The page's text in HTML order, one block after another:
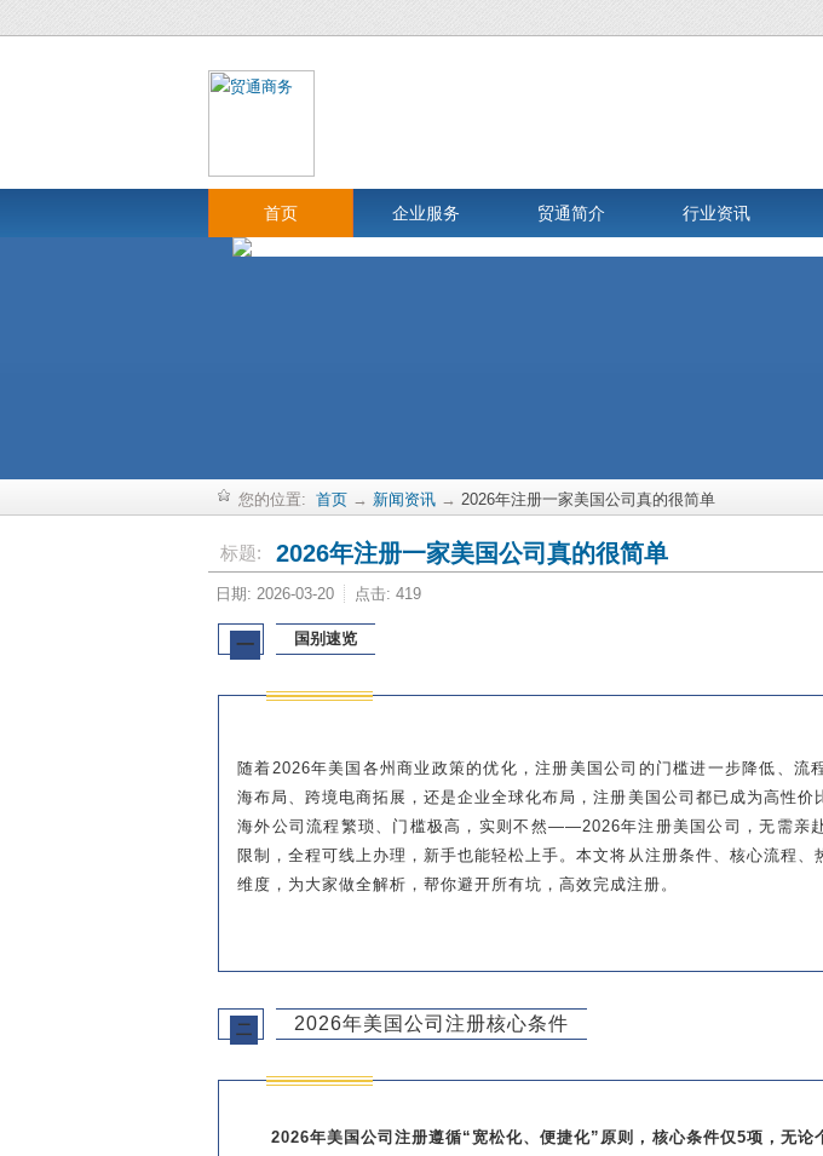
首页 企业服务 贸通简介 行业资讯
您的位置: 首页 → 新闻资讯 → 2026年注册一家美国公司真的很简单
标题: 2026年注册一家美国公司真的很简单
日期: 2026-03-20 点击: 419
一 国别速览
随着2026年美国各州商业政策的优化，注册美国公司的门槛进一步降低、流
海布局、跨境电商拓展，还是企业全球化布局，注册美国公司都已成为高性价
海外公司流程繁琐、门槛极高，实则不然——2026年注册美国公司，无需亲
限制，全程可线上办理，新手也能轻松上手。本文将从注册条件、核心流程、
维度，为大家做全解析，帮你避开所有坑，高效完成注册。
二 2026年美国公司注册核心条件
2026年美国公司注册遵循“宽松化、便捷化”原则，核心条件仅5项，无论